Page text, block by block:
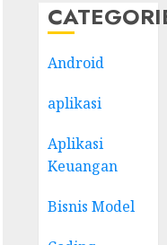
Android
aplikasi
Aplikasi
Keuangan
Bisnis Model